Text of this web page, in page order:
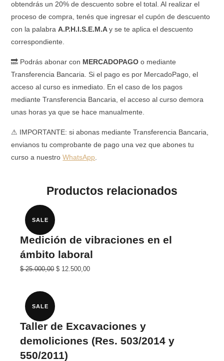
obtendrás un 20% de descuento sobre el total. Al realizar el
proceso de compra, tenés que ingresar el cupón de descuento
con la palabraA.P.H.I.S.E.M.Ay se te aplica el descuento
correspondiente.
🔜 Podrás abonar con MERCADOPAGO o mediante
Transferencia Bancaria. Si el pago es por MercadoPago, el
acceso al curso es inmediato. En el caso de los pagos
mediante Transferencia Bancaria, el acceso al curso demora
unas horas ya que se hace manualmente.
⚠ IMPORTANTE: si abonas mediante Transferencia Bancaria,
envianos tu comprobante de pago una vez que abones tu
curso a nuestroWhatsApp
Productos relacionados
SALE
Medición de vibraciones en el
ámbito laboral
$25.000,00 El
$ 12.500,00El
SALE
Taller de Excavaciones y
demoliciones (Res. 503/2014 y
550/2011)